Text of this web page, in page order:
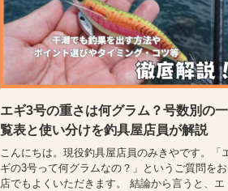
エギ3号の重さは何グラム？号数別の一
覧表と使い分けを釣具屋店員が解説
こんにちは。現役釣具屋店員のみきやです。「
ギの3号って何グラムなの？」というご質問をお
店でもよくいただきます。 結論から言うと、エ